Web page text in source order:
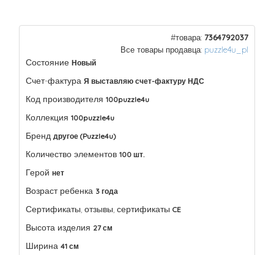
#товара: 7364792037
Все товары продавца: puzzle4u_pl
Состояние Новый
Счет-фактура Я выставляю счет-фактуру НДС
Код производителя 100puzzle4u
Коллекция 100puzzle4u
Бренд другое (Puzzle4u)
Количество элементов 100 шт.
Герой нет
Возраст ребенка 3 года
Сертификаты, отзывы, сертификаты CE
Высота изделия 27 см
Ширина 41 см